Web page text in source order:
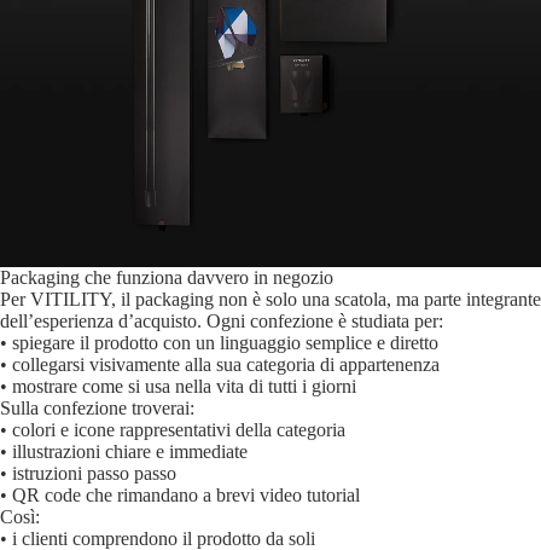
Packaging che funziona davvero in negozio
Per VITILITY, il packaging non è solo una scatola, ma parte integrante
dell’esperienza d’acquisto. Ogni confezione è studiata per:
• spiegare il prodotto con un linguaggio semplice e diretto
• collegarsi visivamente alla sua categoria di appartenenza
• mostrare come si usa nella vita di tutti i giorni
Sulla confezione troverai:
• colori e icone rappresentativi della categoria
• illustrazioni chiare e immediate
• istruzioni passo passo
• QR code che rimandano a brevi video tutorial
Così:
• i clienti comprendono il prodotto da soli